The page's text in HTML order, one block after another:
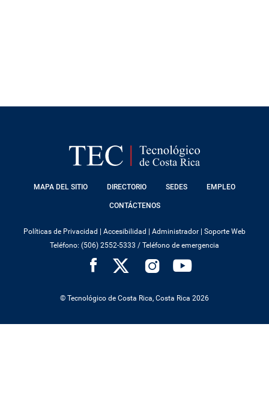
FOOTERMAPA DEL SITIO DIRECTORIO SEDES EMPLEO
CONTÁCTENOS
Políticas de Privacidad Accesibilidad Administrador
Soporte Web
Teléfono: (506) 2552-5333 / Teléfono de emergencia
© Tecnológico de Costa Rica, Costa Rica 2026